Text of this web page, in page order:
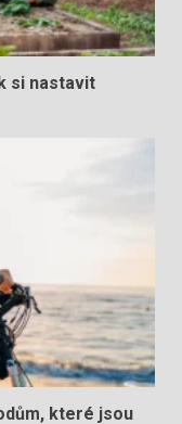
si nastavit
které jsou